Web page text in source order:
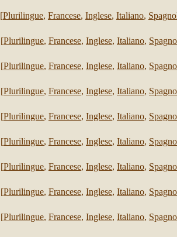
[Plurilingue, Francese, Inglese, Italiano,
[Plurilingue, Francese, Inglese, Italiano,
[Plurilingue, Francese, Inglese, Italiano,
[Plurilingue, Francese, Inglese, Italiano,
[Plurilingue, Francese, Inglese, Italiano,
[Plurilingue, Francese, Inglese, Italiano,
[Plurilingue, Francese, Inglese, Italiano,
[Plurilingue, Francese, Inglese, Italiano,
[Plurilingue, Francese, Inglese, Italiano,